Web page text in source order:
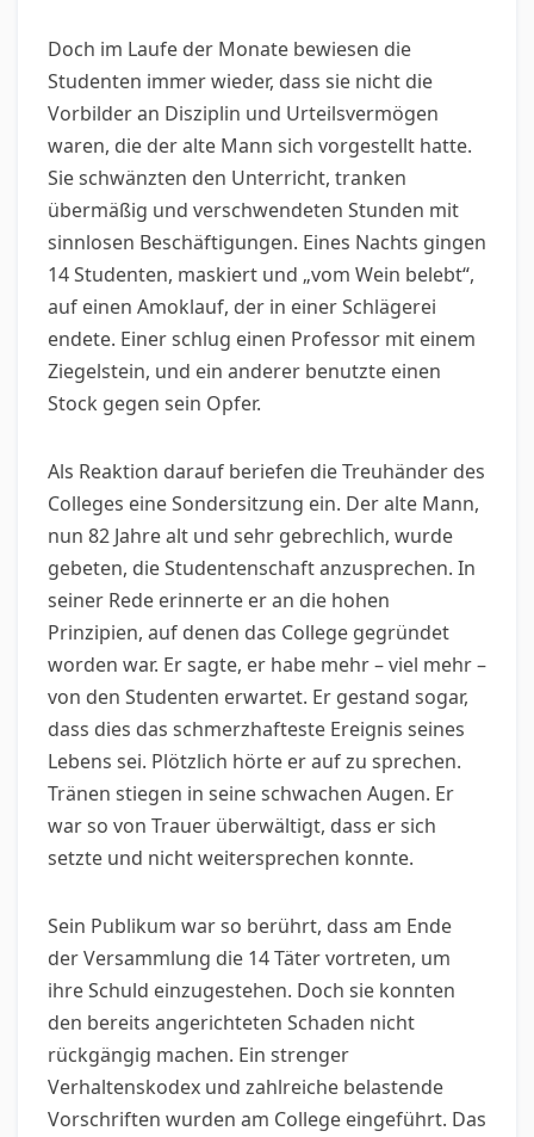
Doch im Laufe der Monate bewiesen die
Studenten immer wieder, dass sie nicht die
Vorbilder an Disziplin und Urteilsvermögen
waren, die der alte Mann sich vorgestellt hatte.
Sie schwänzten den Unterricht, tranken
übermäßig und verschwendeten Stunden mit
sinnlosen Beschäftigungen. Eines Nachts gingen
14 Studenten, maskiert und „vom Wein belebt“,
auf einen Amoklauf, der in einer Schlägerei
endete. Einer schlug einen Professor mit einem
Ziegelstein, und ein anderer benutzte einen
Stock gegen sein Opfer.
Als Reaktion darauf beriefen die Treuhänder des
Colleges eine Sondersitzung ein. Der alte Mann,
nun 82 Jahre alt und sehr gebrechlich, wurde
gebeten, die Studentenschaft anzusprechen. In
seiner Rede erinnerte er an die hohen
Prinzipien, auf denen das College gegründet
worden war. Er sagte, er habe mehr – viel mehr –
von den Studenten erwartet. Er gestand sogar,
dass dies das schmerzhafteste Ereignis seines
Lebens sei. Plötzlich hörte er auf zu sprechen.
Tränen stiegen in seine schwachen Augen. Er
war so von Trauer überwältigt, dass er sich
setzte und nicht weitersprechen konnte.
Sein Publikum war so berührt, dass am Ende
der Versammlung die 14 Täter vortreten, um
ihre Schuld einzugestehen. Doch sie konnten
den bereits angerichteten Schaden nicht
rückgängig machen. Ein strenger
Verhaltenskodex und zahlreiche belastende
Vorschriften wurden am College eingeführt. Das